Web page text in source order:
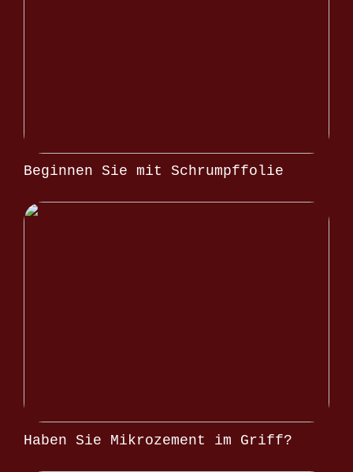
Beginnen Sie mit Schrumpffolie
Haben Sie Mikrozement im Griff?